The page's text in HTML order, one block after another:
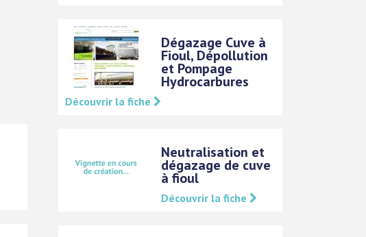
Dégazage Cuve à
Fioul, Dépollution
et Pompage
Hydrocarbures
Découvrir la fiche
Neutralisation et
dégazage de cuve
à fioul
Découvrir la fiche